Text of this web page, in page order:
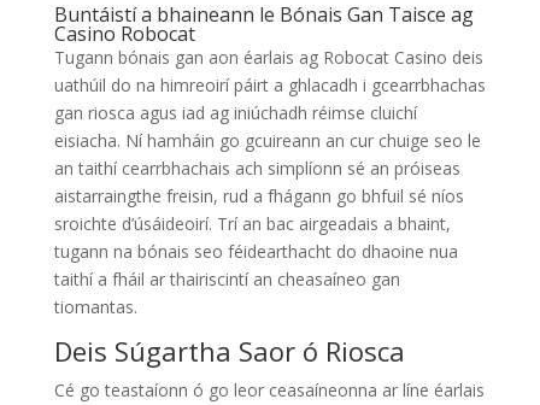
Buntáistí a bhaineann le Bónais Gan Taisce ag
Casino Robocat
Tugann bónais gan aon éarlais ag Robocat Casino deis
uathúil do na himreoirí páirt a ghlacadh i gcearrbhachas
gan riosca agus iad ag iniúchadh réimse cluichí
eisiacha. Ní hamháin go gcuireann an cur chuige seo le
an taithí cearrbhachais ach simplíonn sé an próiseas
aistarraingthe freisin, rud a fhágann go bhfuil sé níos
sroichte d’úsáideoirí. Trí an bac airgeadais a bhaint,
tugann na bónais seo féidearthacht do dhaoine nua
taithí a fháil ar thairiscintí an cheasaíneo gan
tiomantas.
Deis Súgartha Saor ó Riosca
Cé go teastaíonn ó go leor ceasaíneonna ar líne éarlais